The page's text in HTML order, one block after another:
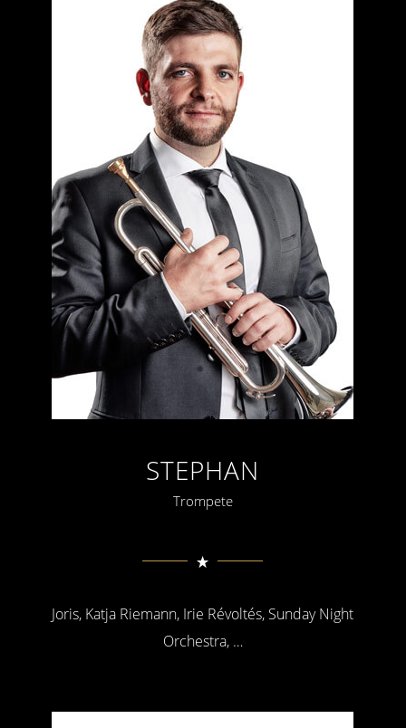
STEPHAN
Trompete
Joris, Katja Riemann, Irie Révoltés, Sunday Night
Orchestra, …